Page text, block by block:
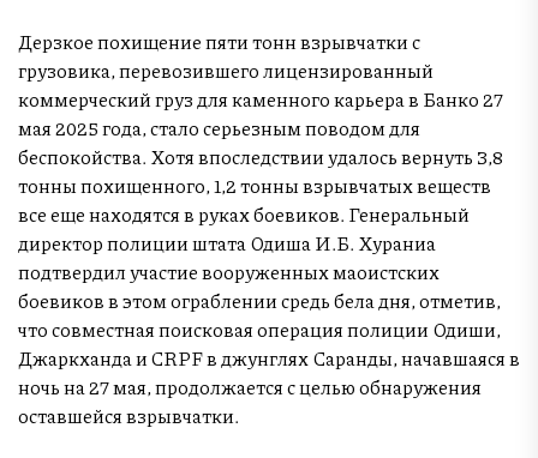
Дерзкое похищение пяти тонн взрывчатки с
грузовика, перевозившего лицензированный
коммерческий груз для каменного карьера в Банко 27
мая 2025 года, стало серьезным поводом для
беспокойства. Хотя впоследствии удалось вернуть 3,8
тонны похищенного, 1,2 тонны взрывчатых веществ
все еще находятся в руках боевиков. Генеральный
директор полиции штата Одиша И.Б. Хураниа
подтвердил участие вооруженных маоистских
боевиков в этом ограблении средь бела дня, отметив,
что совместная поисковая операция полиции Одиши,
Джаркханда и CRPF в джунглях Саранды, начавшаяся в
ночь на 27 мая, продолжается с целью обнаружения
оставшейся взрывчатки.